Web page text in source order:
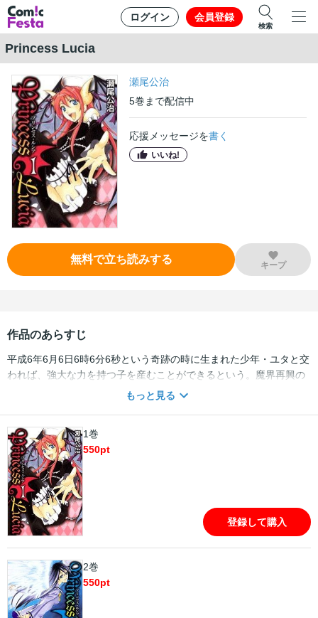
ログイン 会員登録
検索
Princess Lucia
瀬尾公治
5巻 まで配信中
応援メッセージを書く
いいね!
無料で立ち読みする キープ
作品のあらすじ
平成6年6月6日6時6分6秒という奇跡の時に生まれた少年・ユタと交
われば、強大な力を持つ子を産むことができるという。魔界再興の
ためユタと交わろうとするルシア。それを阻止しようとする天使の
もっと見る
1巻
550pt
登録して購入
2巻
550pt